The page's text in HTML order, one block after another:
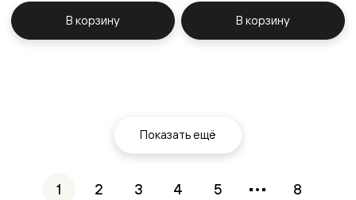
В корзину В корзину
Показать ещё
1 2 3 4 5 8